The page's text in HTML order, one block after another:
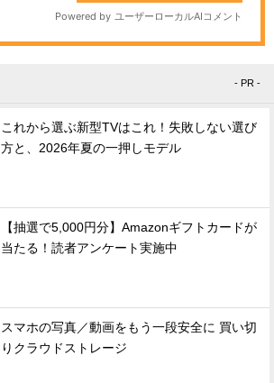
- PR -
これから選ぶ新型TVはこれ！失敗しない選び
方と、2026年夏の一押しモデル
【抽選で5,000円分】Amazonギフトカードが
当たる！読者アンケート実施中
スマホの写真／動画をもう一段安全に 買い切
りクラウドストレージ